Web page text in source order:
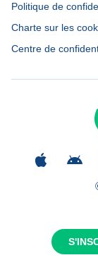
Politique de
Charte sur les
Centre de